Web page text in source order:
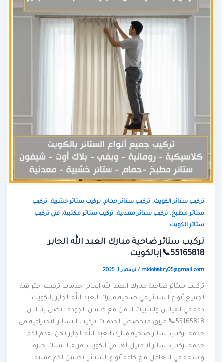
تركيب ستائر الكويت,تركيب ستائر حمام,تركيب ستائر خشبية,تركيب
ستائر مطبخ,تركيب ستائر معدنية,تركيب ستائر مكتبية,فني تركيب
ستائر الكويت
تركيب ستائر ضاحية مبارك العبد الله الجابر
55165818📞|بالكويت
midobakry05@gmail.com
/نوفمبر 1, 2025
تركيب ستائر ضاحية مبارك العبد الله الجابر: خدمات تركيب احترافية
لجميع أنواع الستائر في ضاحية مبارك العبد الله الجابر بالكويت.
دقة في القياس والتثبيت الآمن مع ضمان الجودة. اتصل بنا الآن
55165818📞 فريق متخصص لخدمات تركيب الستائر الاحترافية في
خدمة تركيب ستائر ضاحية مبارك العبد الله الجابر نحن نقدم لكم
خدمة تركيب ستائر لا مثيل لها في الكويت. فريقنا يمتلك خبرة
واسعة في التعامل مع كافة أنواع الستائر. نضمن لكم عملية